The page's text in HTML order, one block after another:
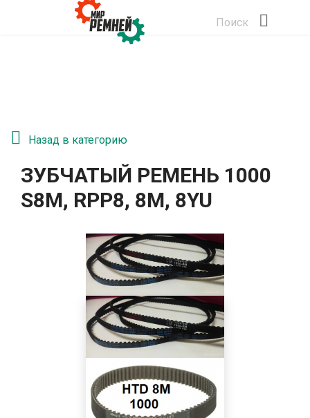
Поиск
Назад в категорию
ЗУБЧАТЫЙ РЕМЕНЬ 1000
S8M, RPP8, 8М, 8YU